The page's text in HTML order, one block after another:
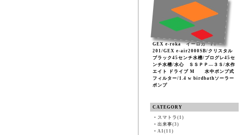
GEX e-roka イーロカ PF-
201/GEX e-air2000SB/クリスタル
ブラック45センチ水槽/プログレ45セ
ンチ水槽/水心 ＳＳＰＰ―３Ｓ/水作
エイト ドライブ M 水中ポンプ式
フィルター/1.4 w birdbathソーラー
ポンプ
CATEGORY
・ スマトラ(1)
・ 出来事(3)
・ AI(11)